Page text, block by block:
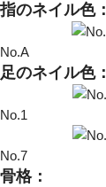
指のネイル色：
No.A
足のネイル色：
No.1
No.7
骨格：